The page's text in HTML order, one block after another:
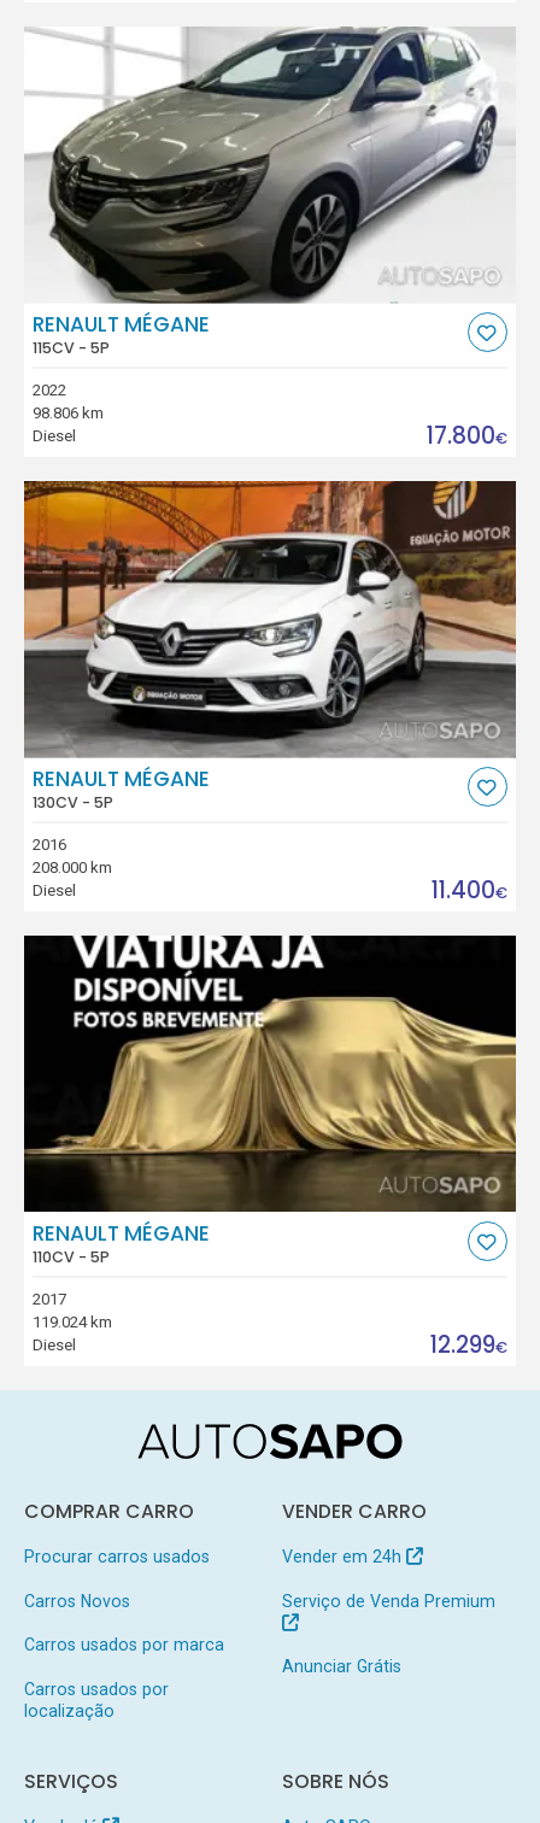
RENAULT MÉGANE
115CV - 5P
2022
98.806 km
Diesel
17.800€
RENAULT MÉGANE
130CV - 5P
2016
208.000 km
Diesel
11.400€
RENAULT MÉGANE
110CV - 5P
2017
119.024 km
Diesel
12.299€
COMPRAR CARRO
Procurar carros usados
Carros Novos
Carros usados por marca
Carros usados por
localização
VENDER CARRO
Vender em 24h
Serviço de Venda Premium
Anunciar Grátis
SERVIÇOS SOBRE NÓS